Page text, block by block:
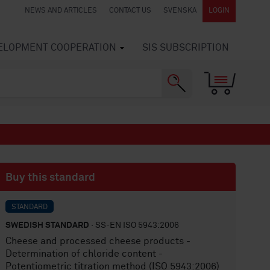
NEWS AND ARTICLES CONTACT US SVENSKA LOGIN
COOPERATION SIS SUBSCRIPTION
Buy this standard
STANDARD
SWEDISH STANDARD · SS-EN ISO 5943:2006
Cheese and processed cheese products -
Determination of chloride content -
Potentiometric titration method (ISO 5943:2006)